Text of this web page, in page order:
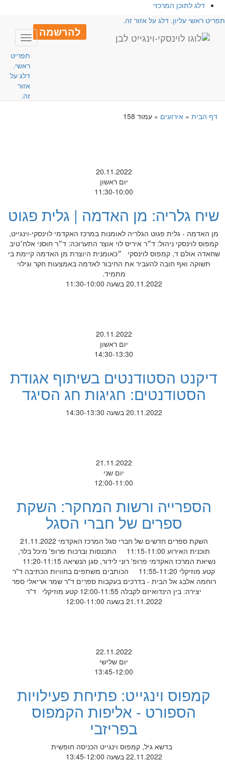
דלג לתוכן המרכזי
ראשי עליון. דלג על אזור זה.
להרשמה
Toggle
תפריט
ראשי.
דלג על
אזור
זה.
דף הבית» אירועים» עמוד 158
20.11.2022
יום ראשון
11:30-10:00
שיח גלריה: מן האדמה | גלית פגוט
מן האדמה - גלית פגוט הגלריה לאומנות במרכז האקדמי לוינסקי-וינגייט,
קמפוס לוינסקי ניהול: ד״ר איריס לוי אוצר התערוכה: ד״ר חוסני אלח׳טיב
שחאדה אולם ד, קמפוס לוינסקי ״כאומנית היוצרת מן האדמה קיימת בי
תשוקה ואף חובה להעביר את החיבור לאדמה באמצעות חקר וגילוי
מתמיד.
20.11.2022 בשעה 11:30-10:00
20.11.2022
יום ראשון
14:30-13:30
דיקנט הסטודנטים בשיתוף אגודת
הסטודנטים: חגיגות חג הסיגד
20.11.2022 בשעה 14:30-13:30
21.11.2022
יום שני
12:00-11:00
הספרייה ורשות המחקר: השקת
ספרים של חברי הסגל
השקת ספרים חדשים של חברי סגל המרכז האקדמי 21.11.2022
תוכנית האירוע 11:15-11:00 התכנסות וברכות פרופ' מיכל בלר,
נשיאת המרכז האקדמי פרופ' רוני לידור, סגן הנשיאה 11:20-11:15
קטע מוזיקלי 11:55-11:20 הכותבים משתפים בחוויות הכתיבה ד"ר
רוחמה אלבג אל הבית - בדרכים בעקבות ספרים ד"ר שמר אריאלי ספר
יצירה: בין הינדואיזם לקבלה 12:00-11:55 קטע מוזיקלי ד"ר
21.11.2022 בשעה 12:00-11:00
22.11.2022
יום שלישי
13:45-12:00
קמפוס וינגייט: פתיחת פעילויות
הספורט - אליפות הקמפוס
בפריזבי
בדשא גיל, קמפוס וינגייט הכניסה חופשית
22.11.2022 בשעה 13:45-12:00